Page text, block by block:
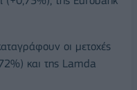
οι μετοχές
και της Lamda